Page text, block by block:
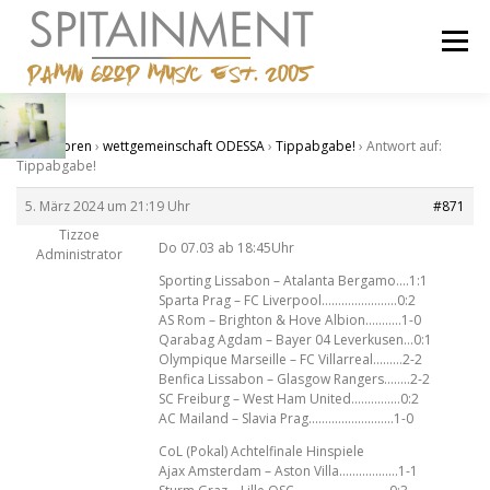
springen
Menü
STARTSEITE
Start› Foren › wettgemeinschaft ODESSA› Tippabgabe! › Antwort auf:
Tippabgabe!
5. März 2024 um 21:19 Uhr
#871
Tizzoe
Administrator
Do 07.03 ab 18:45Uhr
Sporting Lissabon – Atalanta Bergamo….1:1
Sparta Prag – FC Liverpool…………………..0:2
AS Rom – Brighton & Hove Albion………..1-0
Qarabag Agdam – Bayer 04 Leverkusen…0:1
Olympique Marseille – FC Villarreal………2-2
Benfica Lissabon – Glasgow Rangers……..2-2
SC Freiburg – West Ham United……………0:2
AC Mailand – Slavia Prag……………………..1-0
CoL (Pokal) Achtelfinale Hinspiele
Ajax Amsterdam – Aston Villa………………1-1